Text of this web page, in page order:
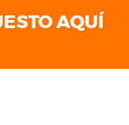
AQUÍ